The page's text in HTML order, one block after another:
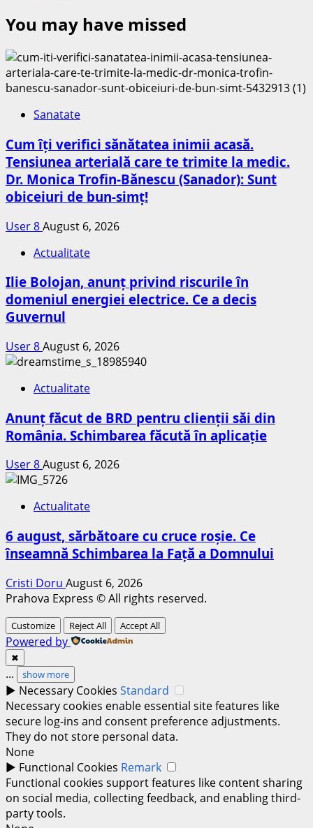
You may have missed
Sanatate
Cum îți verifici sănătatea inimii acasă.
Tensiunea arterială care te trimite la medic.
Dr. Monica Trofin-Bănescu (Sanador): Sunt
obiceiuri de bun-simț!
User 8August 6, 2026
Actualitate
Ilie Bolojan, anunț privind riscurile în
domeniul energiei electrice. Ce a decis
Guvernul
User 8August 6, 2026
Actualitate
Anunț făcut de BRD pentru clienții săi din
România. Schimbarea făcută în aplicație
User 8August 6, 2026
Actualitate
6 august, sărbătoare cu cruce roșie. Ce
înseamnă Schimbarea la Față a Domnului
Cristi Doru August 6, 2026
Prahova Express © All rights reserved.
Customize Reject All Accept All
Powered by
✖
... show more
► Necessary Cookies Standard
Necessary cookies enable essential site features like
secure log-ins and consent preference adjustments.
They do not store personal data.
None
► Functional Cookies Remark
Functional cookies support features like content sharing
on social media, collecting feedback, and enabling third-
party tools.